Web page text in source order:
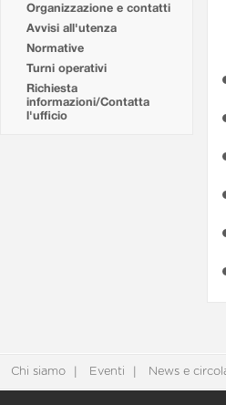
Organizzazione e contatti
Avvisi all'utenza
Normative
Turni operativi
Richiesta
informazioni/Contatta
l'ufficio
Chi siamo Eventi News e